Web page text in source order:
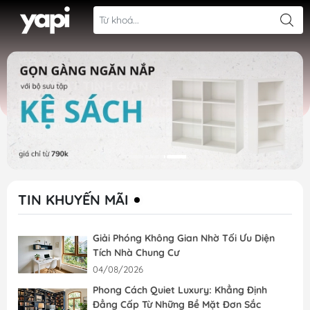
TIN KHUYẾN MÃI
Giải Phóng Không Gian Nhờ Tối Ưu Diện
Tích Nhà Chung Cư
04/08/2026
Phong Cách Quiet Luxury: Khẳng Định
Đẳng Cấp Từ Những Bề Mặt Đơn Sắc